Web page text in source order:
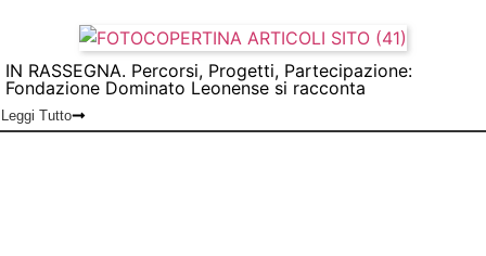
IN RASSEGNA. Percorsi, Progetti, Partecipazione:
Fondazione Dominato Leonense si racconta
Leggi Tutto